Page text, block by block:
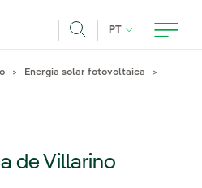
PT IDIOMA ATUAL,
Energia solar fotovoltaica
de Villarino